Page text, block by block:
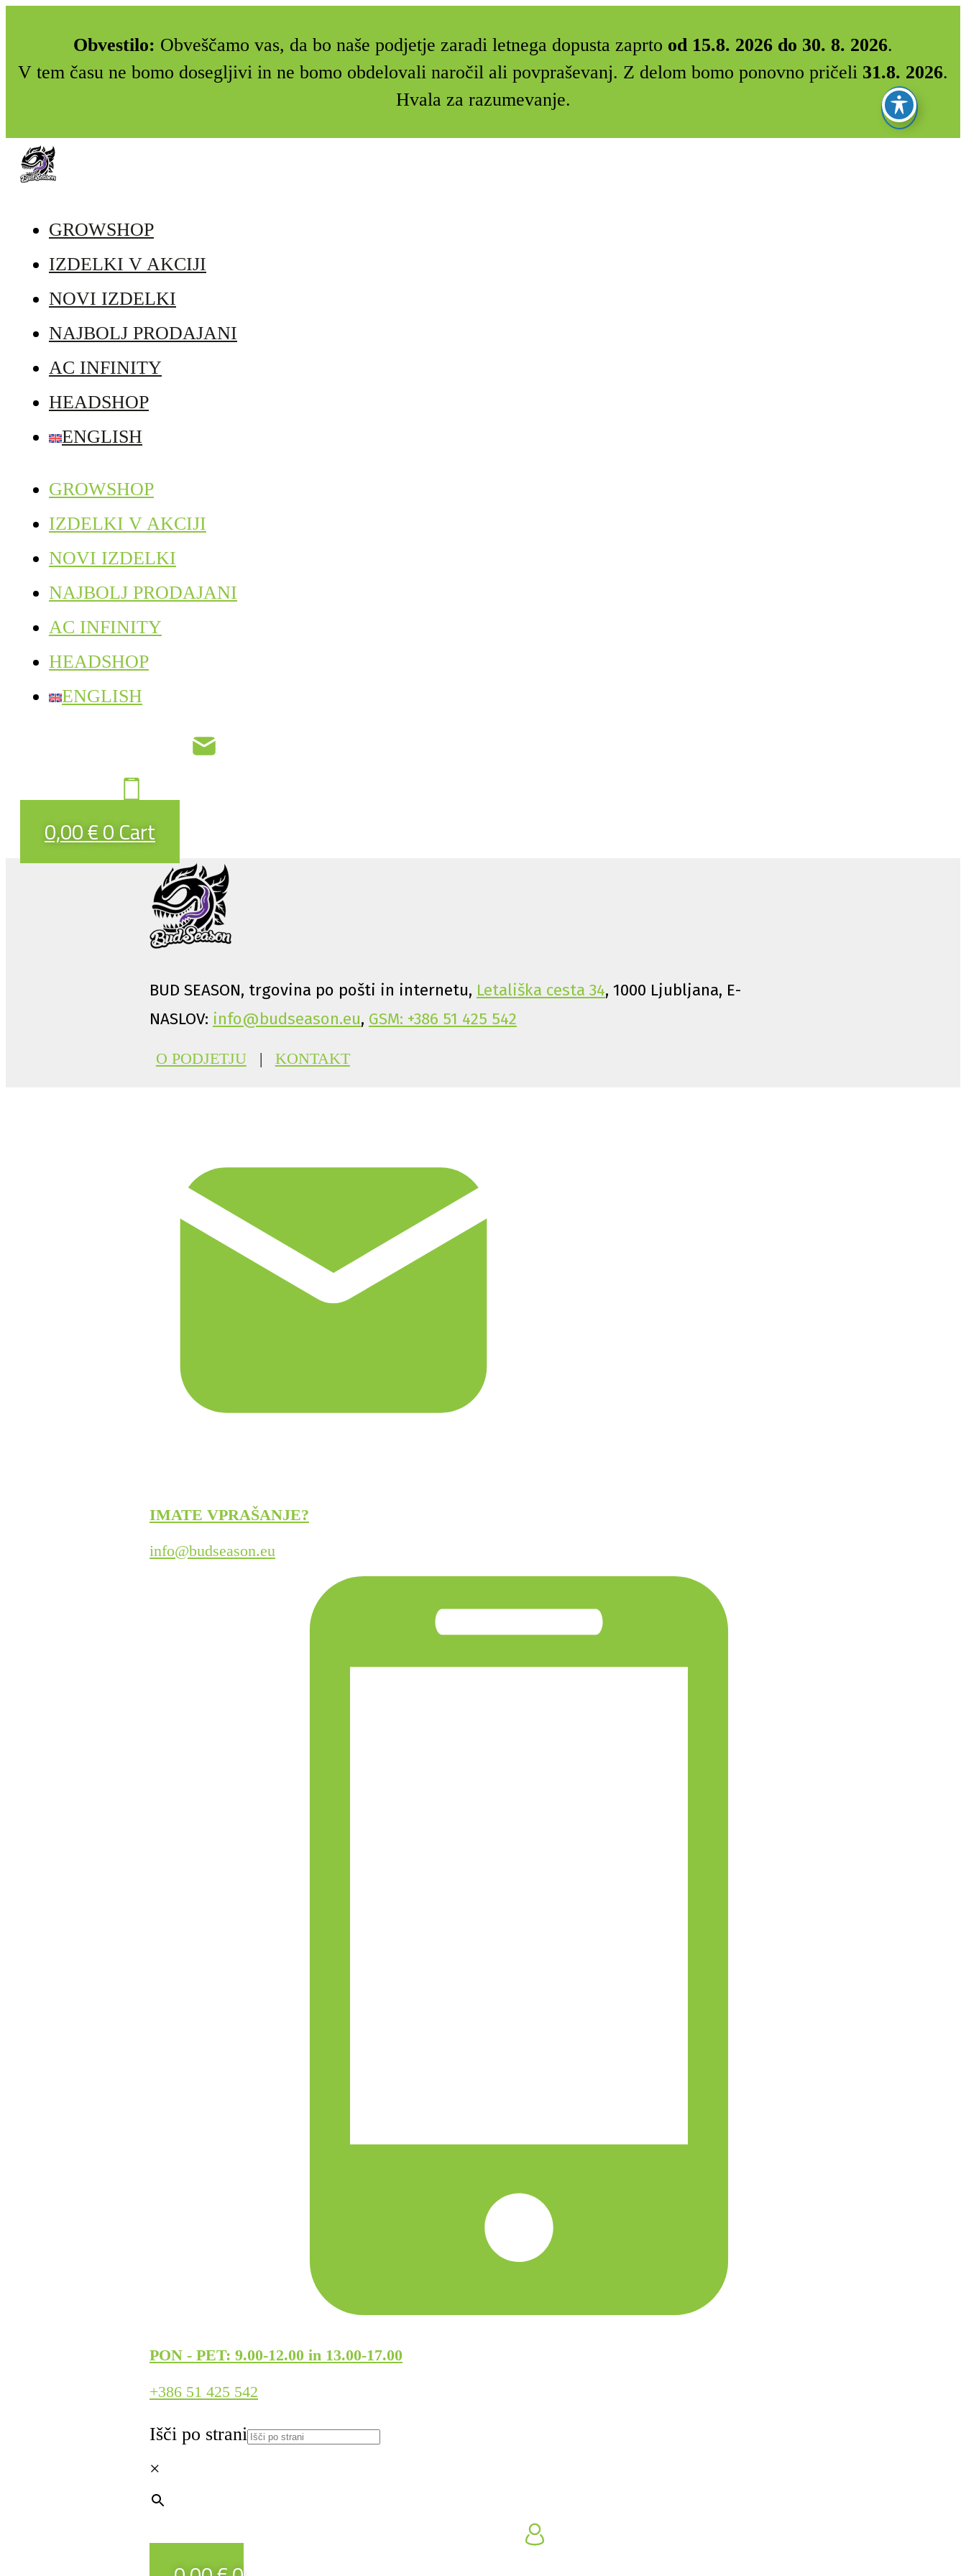
Obvestilo: Obveščamo vas, da bo naše podjetje zaradi letnega dopusta zaprto od 15.8. 2026 do 30. 8. 2026.
V tem času ne bomo dosegljivi in ne bomo obdelovali naročil ali povpraševanj. Z delom bomo ponovno pričeli 31.8. 2026.
Hvala za razumevanje.
GROWSHOP
IZDELKI V AKCIJI
NOVI IZDELKI
NAJBOLJ PRODAJANI
AC INFINITY
HEADSHOP
ENGLISH
GROWSHOP
IZDELKI V AKCIJI
NOVI IZDELKI
NAJBOLJ PRODAJANI
AC INFINITY
HEADSHOP
ENGLISH
0,00€0Cart
BUD SEASON, trgovina po pošti in internetu, Letališka cesta 34, 1000 Ljubljana, E-
NASLOV: info@budseason.eu, GSM: +386 51 425 542
O PODJETJU| KONTAKT
IMATE VPRAŠANJE?
info@budseason.eu
PON - PET: 9.00-12.00 in 13.00-17.00
+386 51 425 542
Išči po strani
×